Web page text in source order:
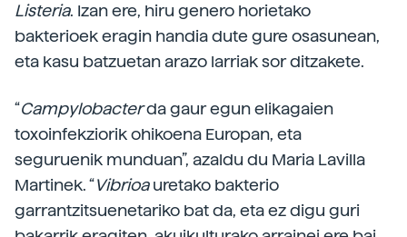
Listeria. Izan ere, hiru genero horietako
bakterioek eragin handia dute gure osasunean,
eta kasu batzuetan arazo larriak sor ditzakete.
“Campylobacterda gaur egun elikagaien
toxoinfekziorik ohikoena Europan, eta
seguruenik munduan”, azaldu du Maria Lavilla
Martinek. “Vibrioauretako bakterio
garrantzitsuenetariko bat da, eta ez digu guri